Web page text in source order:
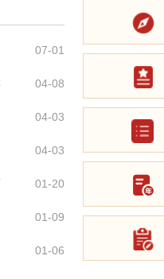
07-01
04-08
04-03
04-03
01-20
01-09
01-06